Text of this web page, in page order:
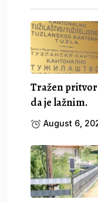
Tražen
da je lažnim.
August 6,